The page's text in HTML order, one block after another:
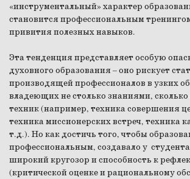
«инструментальный» характер
становится профессиональным
привития полезных навыков.
Эта тенденция представляет особую
духовного образования – оно рискует
производящей профессионалов в узких
владеющих не столько знаниями,
техник (например, техника совершения
техника миссионерских встреч, техника
т.д.). Но как достичь того, чтобы
профессиональным, создавало у
широкий кругозор и способность к
(критической оценке и рациональному